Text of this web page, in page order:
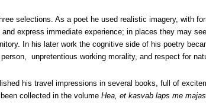
selections. As a poet he used realistic imagery, with
express immediate experience; in places they may
In his later work the cognitive side of his poetry
unpretentious working morality, and respect for
his travel impressions in several books, full of
collected in the volume Hea, et kasvab laps me majas